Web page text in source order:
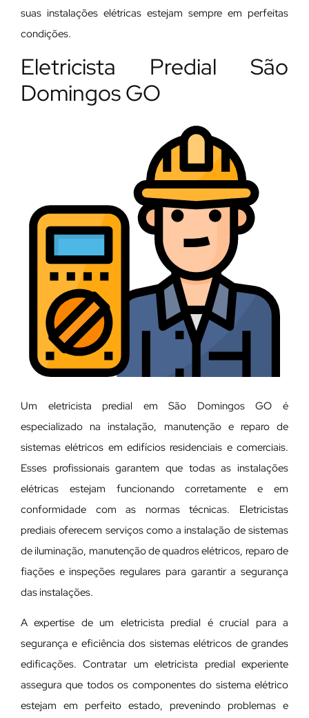
suas instalações elétricas estejam sempre em perfeitas
condições.
Eletricista Predial São
Domingos GO
Um eletricista predial em São Domingos GO é
especializado na instalação, manutenção e reparo de
sistemas elétricos em edifícios residenciais e comerciais.
Esses profissionais garantem que todas as instalações
elétricas estejam funcionando corretamente e em
conformidade com as normas técnicas. Eletricistas
prediais oferecem serviços como a instalação de sistemas
de iluminação, manutenção de quadros elétricos, reparo de
fiações e inspeções regulares para garantir a segurança
das instalações.
A expertise de um eletricista predial é crucial para a
segurança e eficiência dos sistemas elétricos de grandes
edificações. Contratar um eletricista predial experiente
assegura que todos os componentes do sistema elétrico
estejam em perfeito estado, prevenindo problemas e